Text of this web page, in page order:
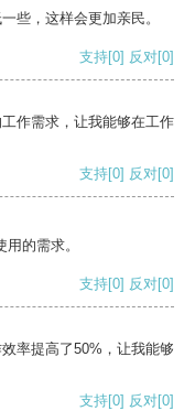
些，这样会更加亲民。
支持[0] 反对[0]
作需求，让我能够在工作
支持[0] 反对[0]
的需求。
支持[0] 反对[0]
率提高了50%，让我能够
支持[0] 反对[0]